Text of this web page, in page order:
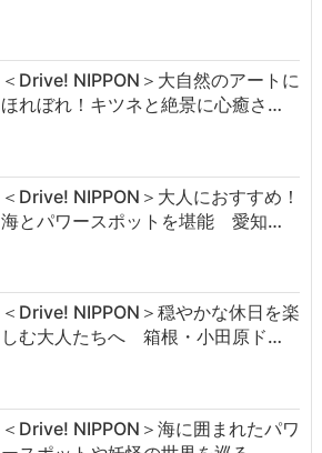
＜Drive! NIPPON＞大自然のアートに
ほれぼれ！キツネと絶景に心癒さ…
＜Drive! NIPPON＞大人におすすめ！
海とパワースポットを堪能 愛知…
＜Drive! NIPPON＞穏やかな休日を楽
しむ大人たちへ 箱根・小田原ド…
＜Drive! NIPPON＞海に囲まれたパワ